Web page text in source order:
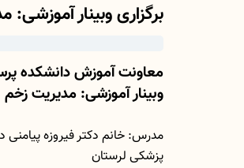
برگزاری وبینار
معاونت آموزش دانشکده
وبینار آموزشی: مدیریت زخم
مدرس: خانم دکتر فیروزه
پزشکی لرستان